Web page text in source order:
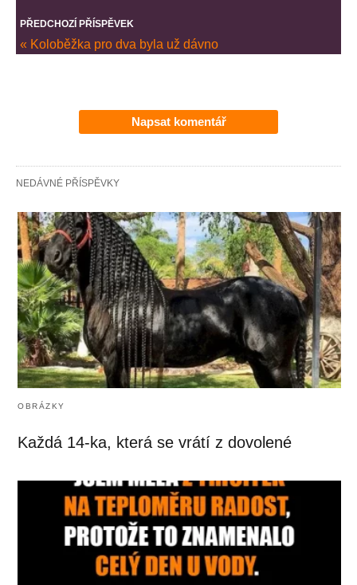
PŘEDCHOZÍ PŘÍSPĚVEK
« Koloběžka pro dva byla už dávno
Napsat komentář
NEDÁVNÉ PŘÍSPĚVKY
OBRÁZKY
Každá 14-ka, která se vrátí z dovolené